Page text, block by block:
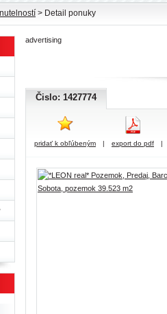
> Detail ponuky
advertising
Čislo: 1427774
pridať k obľúbeným | export do pdf |